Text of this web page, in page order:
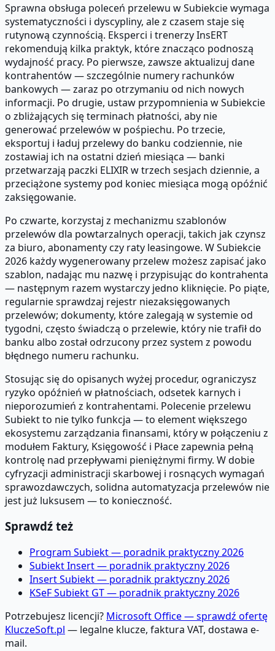
Sprawna obsługa poleceń przelewu w Subiekcie wymaga
systematyczności i dyscypliny, ale z czasem staje się
rutynową czynnością. Eksperci i trenerzy InsERT
rekomendują kilka praktyk, które znacząco podnoszą
wydajność pracy. Po pierwsze, zawsze aktualizuj dane
kontrahentów — szczególnie numery rachunków
bankowych — zaraz po otrzymaniu od nich nowych
informacji. Po drugie, ustaw przypomnienia w Subiekcie
o zbliżających się terminach płatności, aby nie
generować przelewów w pośpiechu. Po trzecie,
eksportuj i ładuj przelewy do banku codziennie, nie
zostawiaj ich na ostatni dzień miesiąca — banki
przetwarzają paczki ELIXIR w trzech sesjach dziennie, a
przeciążone systemy pod koniec miesiąca mogą opóźnić
zaksięgowanie.
Po czwarte, korzystaj z mechanizmu szablonów
przelewów dla powtarzalnych operacji, takich jak czynsz
za biuro, abonamenty czy raty leasingowe. W Subiekcie
2026 każdy wygenerowany przelew możesz zapisać jako
szablon, nadając mu nazwę i przypisując do kontrahenta
— następnym razem wystarczy jedno kliknięcie. Po piąte,
regularnie sprawdzaj rejestr niezaksięgowanych
przelewów; dokumenty, które zalegają w systemie od
tygodni, często świadczą o przelewie, który nie trafił do
banku albo został odrzucony przez system z powodu
błędnego numeru rachunku.
Stosując się do opisanych wyżej procedur, ograniczysz
ryzyko opóźnień w płatnościach, odsetek karnych i
nieporozumień z kontrahentami. Polecenie przelewu
Subiekt to nie tylko funkcja — to element większego
ekosystemu zarządzania finansami, który w połączeniu z
modułem Faktury, Księgowość i Płace zapewnia pełną
kontrolę nad przepływami pieniężnymi firmy. W dobie
cyfryzacji administracji skarbowej i rosnących wymagań
sprawozdawczych, solidna automatyzacja przelewów nie
jest już luksusem — to konieczność.
Sprawdź też
Program Subiekt — poradnik praktyczny 2026
Subiekt Insert — poradnik praktyczny 2026
Insert Subiekt — poradnik praktyczny 2026
KSeF Subiekt GT — poradnik praktyczny 2026
Potrzebujesz licencji? Microsoft Office — sprawdź ofertę
KluczeSoft.pl — legalne klucze, faktura VAT, dostawa e-
mail.